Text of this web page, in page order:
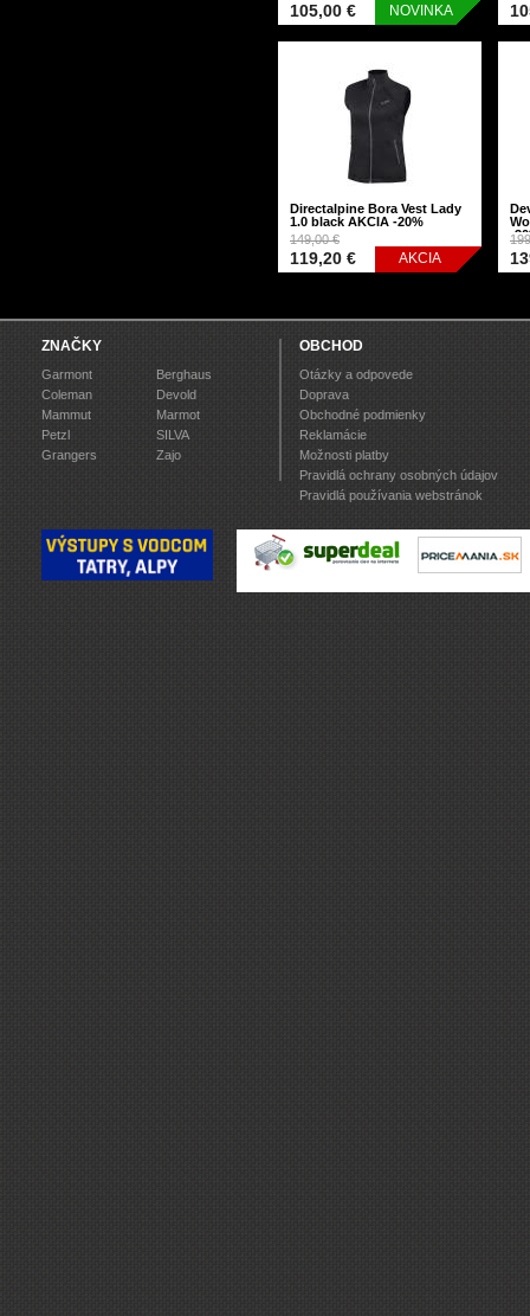
NOVINKA
105,00 €
AKCIA
Directalpine Bora Vest Lady
1.0 black AKCIA -20%
149,00 €
119,20 €
-
ZNAČKY
Garmont
Berghaus
Coleman
Devold
Mammut
Marmot
Petzl
SILVA
Grangers
Zajo
OBCHOD
Otázky a odpovede
Doprava
Obchodné podmienky
Reklamácie
Možnosti platby
Pravidlá ochrany osobných údajov
Pravidlá používania webstránok